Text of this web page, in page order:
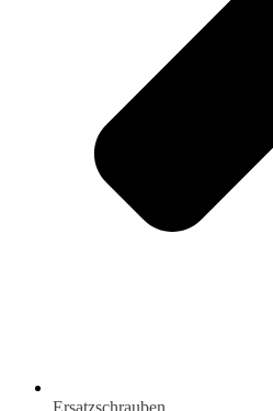
Ersatzschrauben